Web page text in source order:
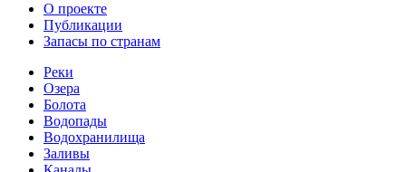
О проекте
Публикации
Запасы по странам
Реки
Озера
Болота
Водопады
Водохранилища
Заливы